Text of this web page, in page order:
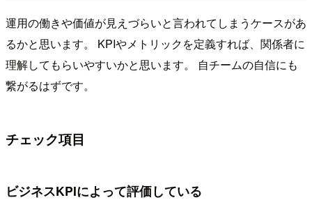
運用の働きや価値が見えづらいと言われてしまうケースがあ
るかと思います。 KPIやメトリックを定義すれば、関係者に
理解してもらいやすいかと思います。 自チームの自信にも
繋がるはずです。
チェック項目
ビジネスKPIによって評価している